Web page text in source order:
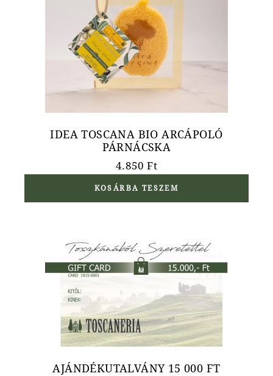
IDEA TOSCANA BIO ARCÁPOLÓ
PÁRNÁCSKA
4.850Ft
KOSÁRBA TESZEM
AJÁNDÉKUTALVÁNY 15 000 FT